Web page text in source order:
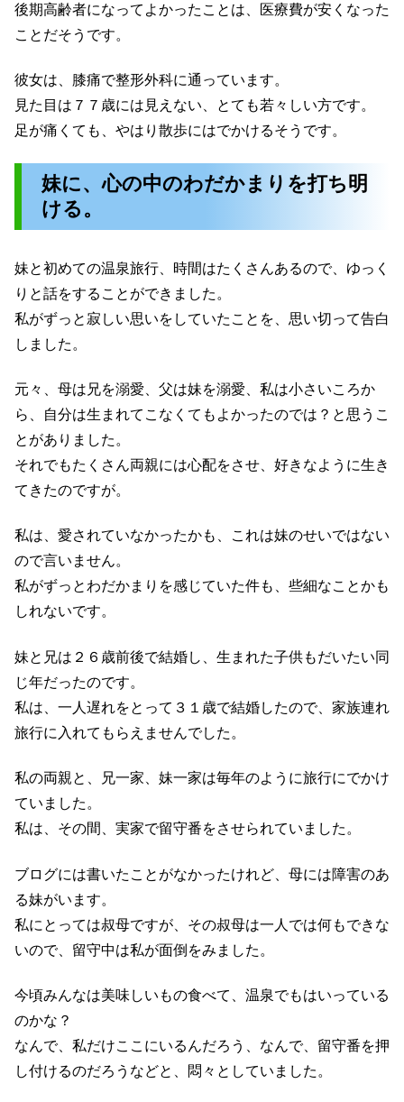
後期高齢者になってよかったことは、医療費が安くなった
ことだそうです。
彼女は、膝痛で整形外科に通っています。
見た目は７７歳には見えない、とても若々しい方です。
足が痛くても、やはり散歩にはでかけるそうです。
妹に、心の中のわだかまりを打ち明
ける。
妹と初めての温泉旅行、時間はたくさんあるので、ゆっく
りと話をすることができました。
私がずっと寂しい思いをしていたことを、思い切って告白
しました。
元々、母は兄を溺愛、父は妹を溺愛、私は小さいころか
ら、自分は生まれてこなくてもよかったのでは？と思うこ
とがありました。
それでもたくさん両親には心配をさせ、好きなように生き
てきたのですが。
私は、愛されていなかったかも、これは妹のせいではない
ので言いません。
私がずっとわだかまりを感じていた件も、些細なことかも
しれないです。
妹と兄は２６歳前後で結婚し、生まれた子供もだいたい同
じ年だったのです。
私は、一人遅れをとって３１歳で結婚したので、家族連れ
旅行に入れてもらえませんでした。
私の両親と、兄一家、妹一家は毎年のように旅行にでかけ
ていました。
私は、その間、実家で留守番をさせられていました。
ブログには書いたことがなかったけれど、母には障害のあ
る妹がいます。
私にとっては叔母ですが、その叔母は一人では何もできな
いので、留守中は私が面倒をみました。
今頃みんなは美味しいもの食べて、温泉でもはいっている
のかな？
なんで、私だけここにいるんだろう、なんで、留守番を押
し付けるのだろうなどと、悶々としていました。